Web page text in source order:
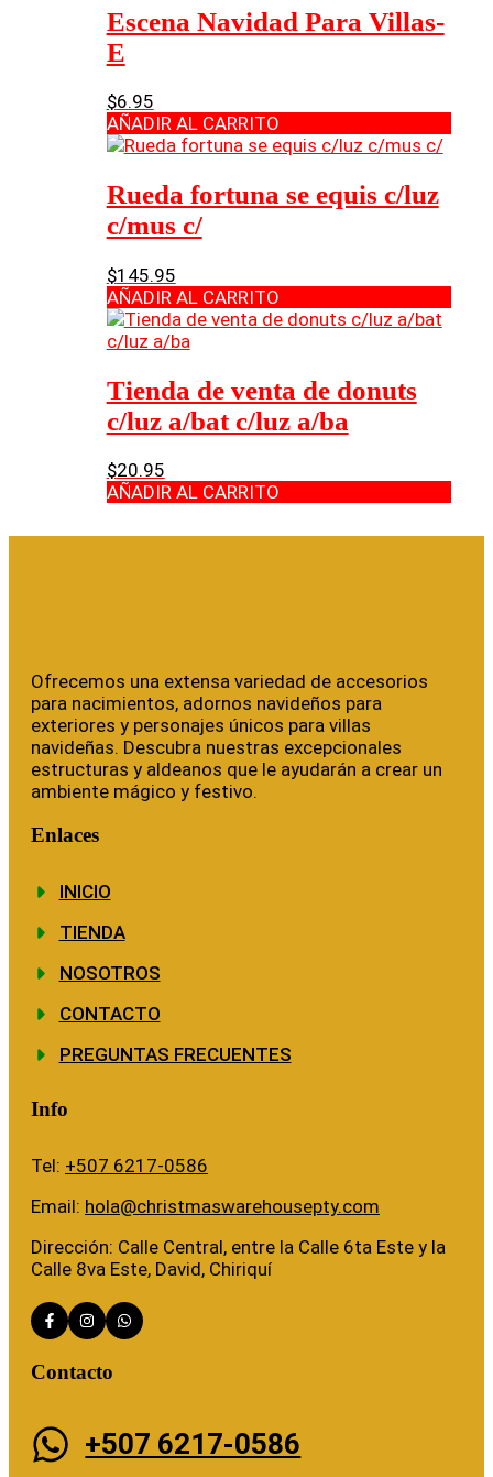
Escena Navidad Para Villas-
E
$6.95
AÑADIR AL CARRITO
Rueda fortuna se equis c/luz
c/mus c/
$145.95
AÑADIR AL CARRITO
Tienda de venta de donuts
c/luz a/bat c/luz a/ba
$20.95
AÑADIR AL CARRITO
Ofrecemos una extensa variedad de accesorios
para nacimientos, adornos navideños para
exteriores y personajes únicos para villas
navideñas. Descubra nuestras excepcionales
estructuras y aldeanos que le ayudarán a crear un
ambiente mágico y festivo.
Enlaces
INICIO
TIENDA
NOSOTROS
CONTACTO
PREGUNTAS FRECUENTES
Info
Tel: +507 6217-0586
Email: hola@christmaswarehousepty.com
Dirección: Calle Central, entre la Calle 6ta Este y la
Calle 8va Este, David, Chiriquí
Contacto
+507 6217-0586